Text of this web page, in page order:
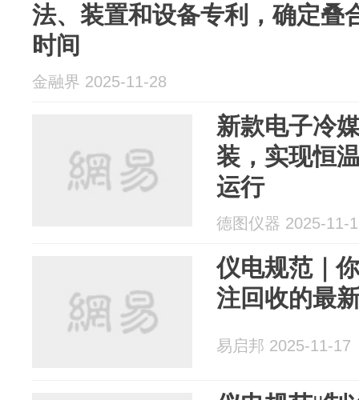
法、装置和设备专利，确定叠
时间
金融界 2025-11-28
新款电子冷
装，实现恒
运行
德图仪器 2025-11-
仪电规范｜
注回收的最
易启邦 2025-11-17